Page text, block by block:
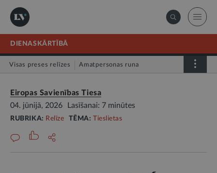
DIENASKĀRTĪBĀ
Visas preses relīzes Amatpersonas runa
Eiropas Savienības Tiesa
04. jūnijā, 2026
Lasīšanai: 7 minūtes
RUBRIKA: Relīze TĒMA: Tieslietas